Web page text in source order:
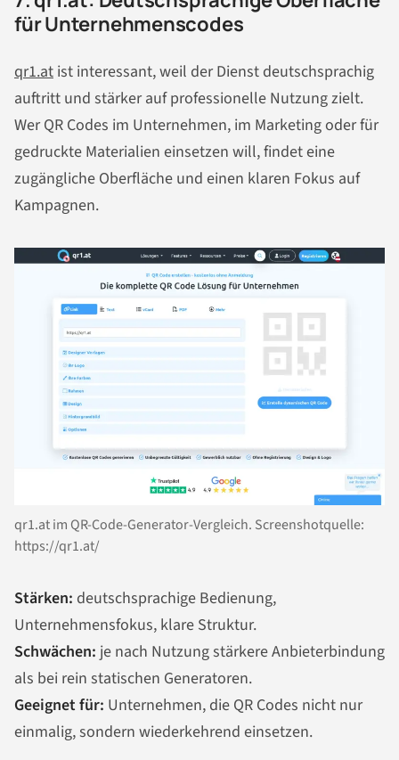
für Unternehmenscodes
qr1.at ist interessant, weil der Dienst deutschsprachig
auftritt und stärker auf professionelle Nutzung zielt.
Wer QR Codes im Unternehmen, im Marketing oder für
gedruckte Materialien einsetzen will, findet eine
zugängliche Oberfläche und einen klaren Fokus auf
Kampagnen.
qr1.at im QR-Code-Generator-Vergleich. Screenshotquelle:
https://qr1.at/
Stärken: deutschsprachige Bedienung,
Unternehmensfokus, klare Struktur.
Schwächen: je nach Nutzung stärkere Anbieterbindung
als bei rein statischen Generatoren.
Geeignet für: Unternehmen, die QR Codes nicht nur
einmalig, sondern wiederkehrend einsetzen.